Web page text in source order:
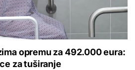
opremu za 492.000 eura:
za tuširanje